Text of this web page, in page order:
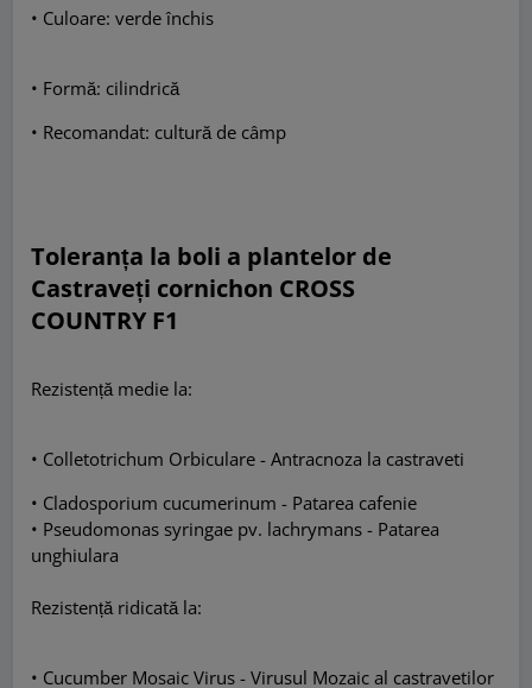
• Culoare: verde închis
• Formă: cilindrică
• Recomandat: cultură de câmp
Toleranța la boli a plantelor de
Castraveți cornichon CROSS
COUNTRY F1
Rezistență medie la:
• Colletotrichum Orbiculare - Antracnoza la castraveti
• Cladosporium cucumerinum - Patarea cafenie
• Pseudomonas syringae pv. lachrymans - Patarea
unghiulara
Rezistență ridicată la:
• Cucumber Mosaic Virus - Virusul Mozaic al castravetilor